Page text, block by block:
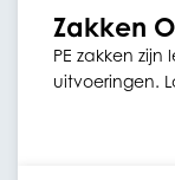
Zakken
PE zakken
uitvoeringen.